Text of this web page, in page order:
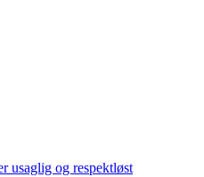
usaglig og respektløst